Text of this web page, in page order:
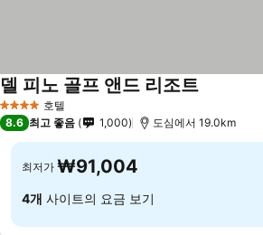
4 성급 호텔
델 피노 골프 앤드 리조트
8.6 최고 좋음 1,000 도심에서 19.0km
최저가 ₩91,004
4개 사이트의 요금 보기